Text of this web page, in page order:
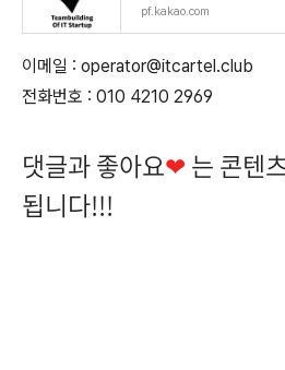
pf.kakao.com
이메일 : operator@itcartel.club
전화번호 : 010 4210 2969
댓글과 좋아요❤ 는 콘텐
됩니다!!!